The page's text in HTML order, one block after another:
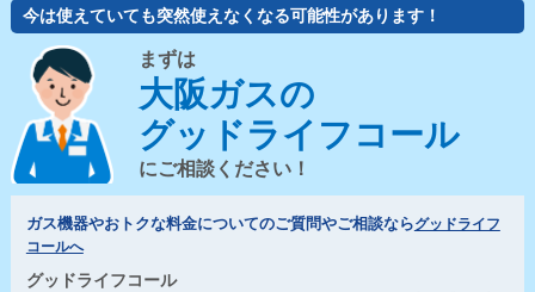
今は使えていても突然使えなくなる可能性があります！
まずは
大阪ガスの
グッドライフコール
にご相談ください！
ガス機器やおトクな料金についてのご質問やご相談ならグッドライフ
コールへ
グッドライフコール